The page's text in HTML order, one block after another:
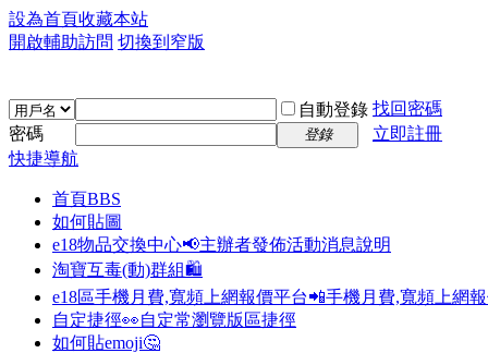
設為首頁收藏本站
開啟輔助訪問 切換到窄版
自動登錄 找回密碼
密碼
登錄
立即註冊
快捷導航
首頁BBS
如何貼圖
e18物品交換中心📢主辦者發佈活動消息說明
淘寶互毒(動)群組🛍️
e18區手機月費,寬頻上網報價平台📲手機月費,寬頻上網
自定捷徑👀自定常瀏覽版區捷徑
如何貼emoji🤔